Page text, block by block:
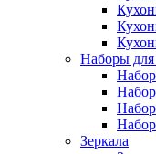
Наборы для
Зеркала